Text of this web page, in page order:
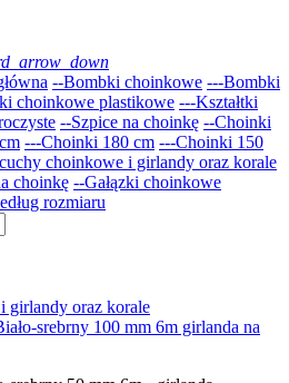
--Bombki choinkowe ---Bombki
choinkowe plastikowe ---Kształtki
--Szpice na choinkę --Choinki
---Choinki 180 cm ---Choinki 150
choinkowe i girlandy oraz korale
choinkę --Gałązki choinkowe
rozmiaru
girlandy oraz korale
srebrny 100 mm 6m girlanda na